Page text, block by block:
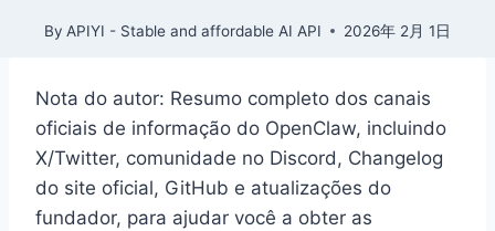
By APIYI - Stable and affordable AI API 2026年 2月 1日
Nota do autor: Resumo completo dos canais
oficiais de informação do OpenClaw, incluindo
X/Twitter, comunidade no Discord, Changelog
do site oficial, GitHub e atualizações do
fundador, para ajudar você a obter as